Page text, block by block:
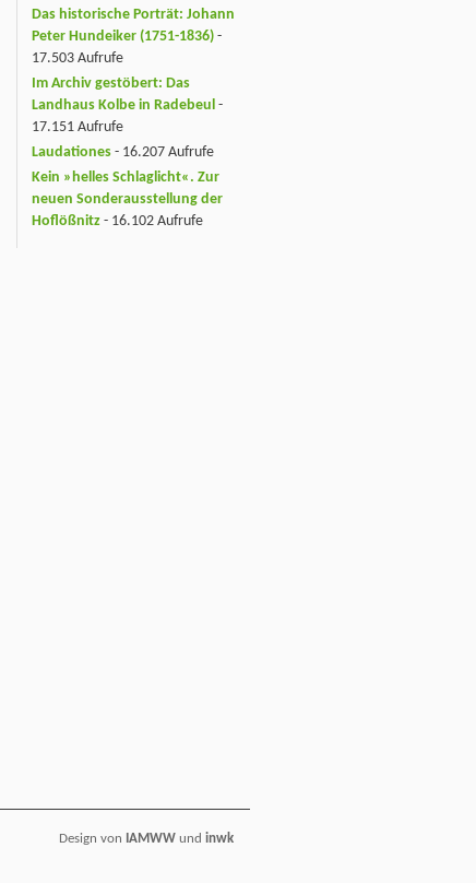
Das historische Porträt: Johann
Peter Hundeiker (1751-1836) -
17.503 Aufrufe
Im Archiv gestöbert: Das
Landhaus Kolbe in Radebeul -
17.151 Aufrufe
Laudationes - 16.207 Aufrufe
Kein »helles Schlaglicht«. Zur
neuen Sonderausstellung der
Hoflößnitz - 16.102 Aufrufe
Design von IAMWW und inwk